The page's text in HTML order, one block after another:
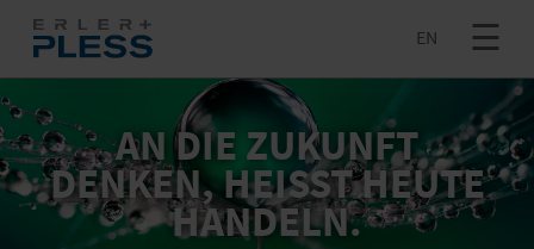
EN
INNOVATION
PRODUKTION
+ MEHR
JETZT ANFRAGEN
AN DIE ZUKUNFT
DENKEN, HEISST HEUTE H
ANDELN.